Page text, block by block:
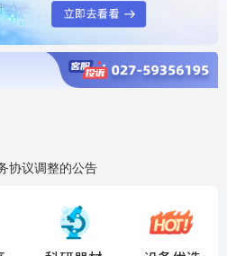
协议调整的公告